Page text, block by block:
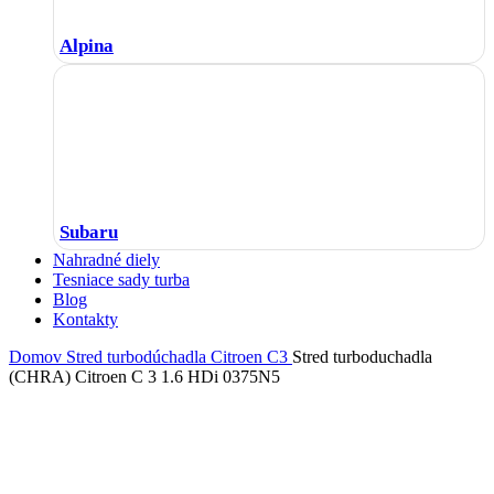
Alpina
Subaru
Nahradné diely
Tesniace sady turba
Blog
Kontakty
Domov Stred turbodúchadla Citroen C3 Stred turboduchadla
(CHRA) Citroen C 3 1.6 HDi 0375N5